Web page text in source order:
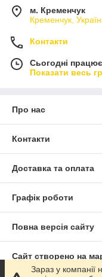
м. Кременчук
Кременчук,
Контакти
Сьогодні
Показати весь
Про нас
Контакти
Доставка та оплата
Графік роботи
Повна версія сайту
Сайт створено на
Зараз у компанії